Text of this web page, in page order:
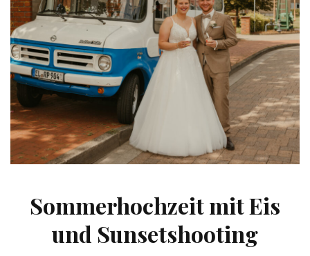
Sommerhochzeit mit Eis
und Sunsetshooting